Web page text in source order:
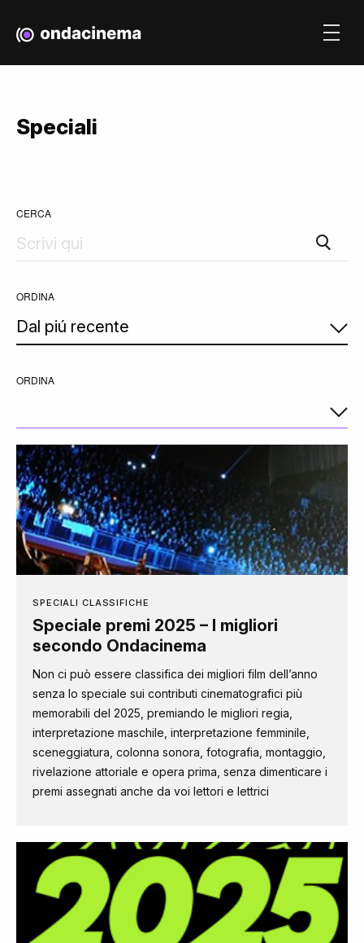
Speciali
CERCA
ORDINA
ORDINA
SPECIALI CLASSIFICHE
Speciale premi 2025 – I migliori
secondo Ondacinema
Non ci può essere classifica dei migliori film dell’anno
senza lo speciale sui contributi cinematografici più
memorabili del 2025, premiando le migliori regia,
interpretazione maschile, interpretazione femminile,
sceneggiatura, colonna sonora, fotografia, montaggio,
rivelazione attoriale e opera prima, senza dimenticare i
premi assegnati anche da voi lettori e lettrici